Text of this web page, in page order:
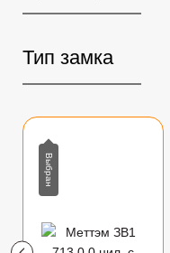
Тип замка